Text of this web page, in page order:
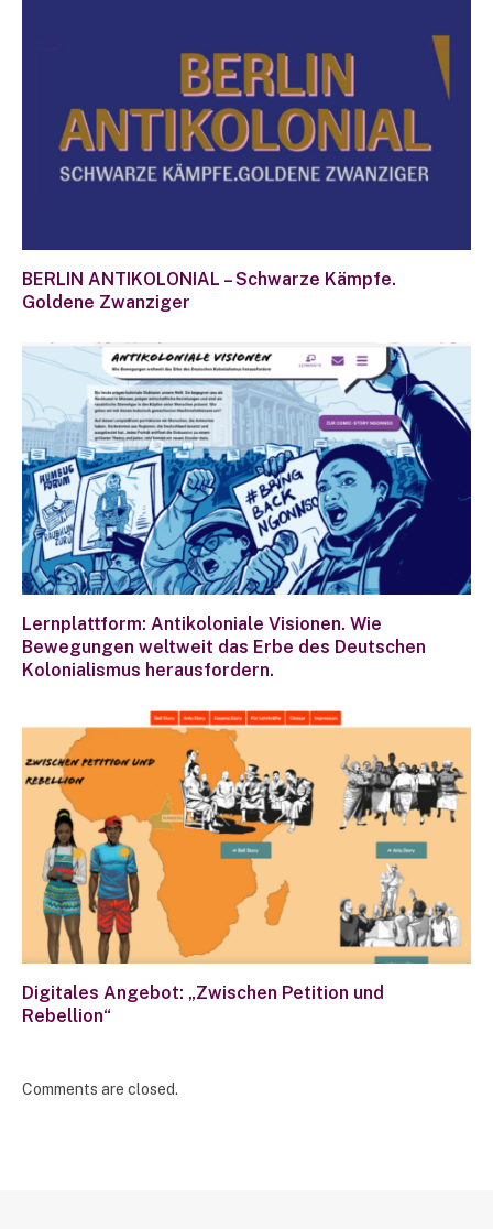
BERLIN ANTIKOLONIAL – Schwarze Kämpfe.
Goldene Zwanziger
Lernplattform: Antikoloniale Visionen. Wie
Bewegungen weltweit das Erbe des Deutschen
Kolonialismus herausfordern.
Digitales Angebot: „Zwischen Petition und
Rebellion“
Comments are closed.